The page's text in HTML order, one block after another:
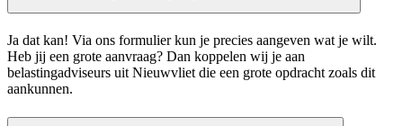
Ja dat kan! Via ons formulier kun je precies aangeven wat je wilt.
Heb jij een grote aanvraag? Dan koppelen wij je aan
belastingadviseurs uit Nieuwvliet die een grote opdracht zoals dit
aankunnen.